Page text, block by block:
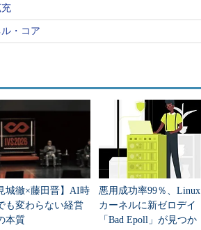
う機能）
Protocol）がサポートされます。
、耐故障性に優れた通信路を提供す
4）。
・コア
城徹×藤田晋】AI時
も変わらない経営
本質
悪用成功率99％、Linux
カーネルに新ゼロデイ
「Bad Epoll」が見つか